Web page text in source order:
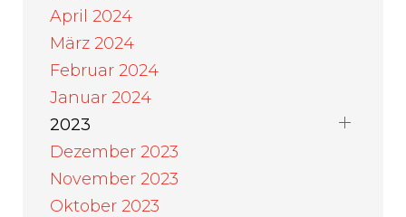
April 2024
März 2024
Februar 2024
Januar 2024
2023
Dezember 2023
November 2023
Oktober 2023